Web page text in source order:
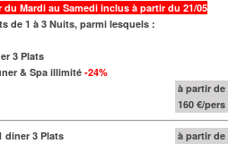
Mardi au Samedi inclus à partir du 21/05
de 1 à 3 Nuits, parmi lesquels :
3 Plats
& Spa illimité -24%
à partir de
160 €/pers
diner 3 Plats à partir de